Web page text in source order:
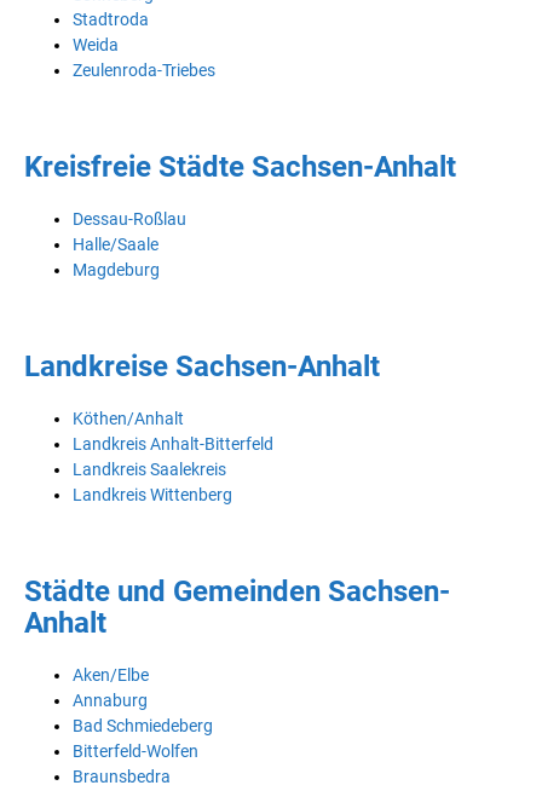
Stadtroda
Weida
Zeulenroda-Triebes
Kreisfreie Städte Sachsen-Anhalt
Dessau-Roßlau
Halle/Saale
Magdeburg
Landkreise Sachsen-Anhalt
Köthen/Anhalt
Landkreis Anhalt-Bitterfeld
Landkreis Saalekreis
Landkreis Wittenberg
Städte und Gemeinden Sachsen-
Anhalt
Aken/Elbe
Annaburg
Bad Schmiedeberg
Bitterfeld-Wolfen
Braunsbedra